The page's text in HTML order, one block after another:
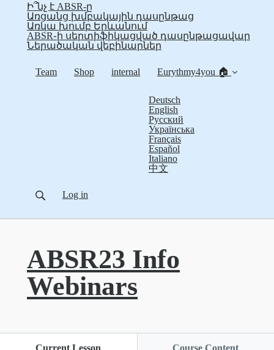
Ի՞նչ է ABSR-ը
Առցանց խմբակային դասընթաց
Առկա խումբ Երևանում
ABSR֊ի սերտիֆիկացված դասընթացավար
Ներածական վեբինարներ
Team Shop internal Eurythmy4you 🏠
Deutsch
English
Русский
Українська
Français
Español
Italiano
中文
Log in
ABSR23 Info
Webinars
Current Lesson Course Content